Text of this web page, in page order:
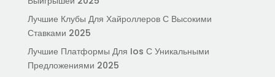
Лучшие Клубы Для Хайроллеров С Высокими
Ставками 2025
Лучшие Платформы Для Ios С Уникальными
Предложениями 2025